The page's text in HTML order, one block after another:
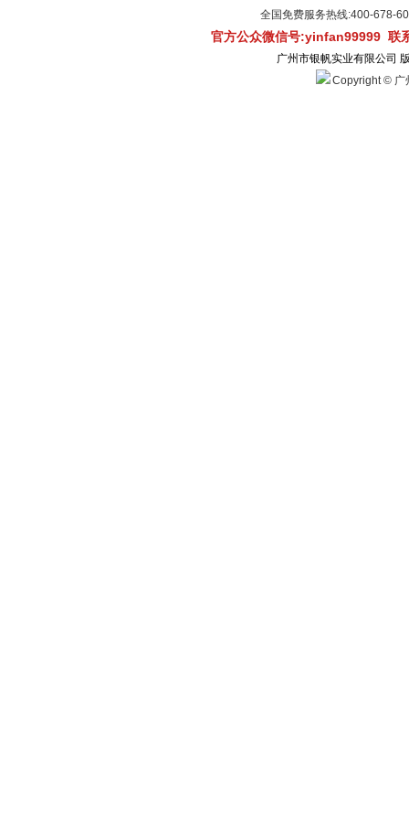
全国免费服务热线:400-
官方公众微信号:yinfan99999 联
广州市银帆实业有限公司
Copyright © 广